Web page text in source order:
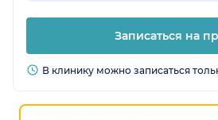
Записаться на
В клинику можно записаться